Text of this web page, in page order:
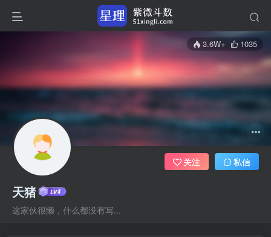
3.6W+ 1035
天猪
这家伙很懒，什么都没有写...
关注 私信